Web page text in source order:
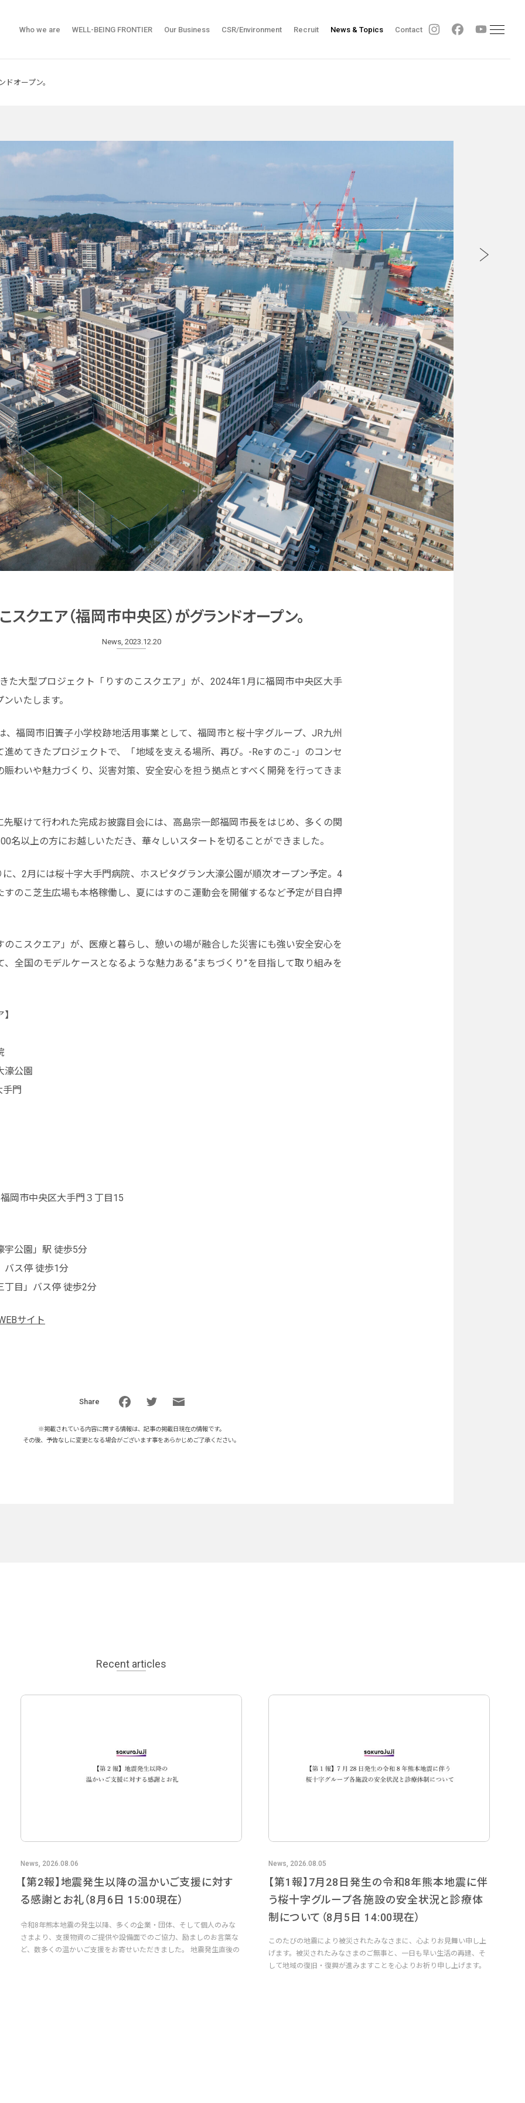
Who we are WELL-BEING FRONTIER Our Business CSR/Environment Recruit News & Topics Contact
Sitemap
オープン。
スクエア（福岡市中央区）がグランドオープン。
News, 2023.12.20
た大型プロジェクト「りすのこスクエア」が、2024年1月に福岡市中央区大手
いたします。
、福岡市旧簀子小学校跡地活用事業として、福岡市と桜十字グループ、JR九州
進めてきたプロジェクトで、「地域を支える場所、再び。-Reすのこ-」のコンセ
賑わいや魅力づくり、災害対策、安全安心を担う拠点とすべく開発を行ってきま
先駆けて行われた完成お披露目会には、高島宗一郎福岡市長をはじめ、多くの関
名以上の方にお越しいただき、華々しいスタートを切ることができました。
、2月には桜十字大手門病院、ホスピタグラン大濠公園が順次オープン予定。4
すのこ芝生広場も本格稼働し、夏にはすのこ運動会を開催するなど予定が目白押
のこスクエア」が、医療と暮らし、憩いの場が融合した災害にも強い安全安心を
、全国のモデルケースとなるような魅力ある“まちづくり”を目指して取り組みを
濠公園
手門
岡市中央区大手門３丁目15
宇公園」駅 徒歩5分
バス停 徒歩1分
丁目」バス停 徒歩2分
サイト
Share
※掲載されている内容に関する情報は、記事の掲載日現在の情報です。
その後、予告なしに変更となる場合がございます事をあらかじめご了承ください。
Recent articles
News, 2026.08.06
【第2報】地震発生以降の温かいご支援に対す
る感謝とお礼（8月6日 15:00現在）
令和8年熊本地震の発生以降、多くの企業・団体、そして個人のみな
さまより、支援物資のご提供や設備面でのご協力、励ましのお言葉な
ど、数多くの温かいご支援をお寄せいただきました。 地震発生直後の
News, 2026.08.05
【第1報】7月28日発生の令和8年熊本地震に伴
う桜十字グループ各施設の安全状況と診療体
制について（8月5日 14:00現在）
このたびの地震により被災されたみなさまに、心よりお見舞い申し上
げます。被災されたみなさまのご無事と、一日も早い生活の再建、そ
して地域の復旧・復興が進みますことを心よりお祈り申し上げます。